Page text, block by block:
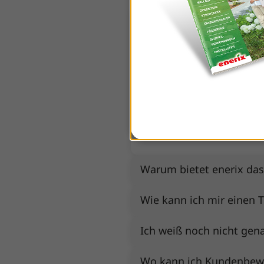
Wie läuft die
Ganz unkompliziert:
über 100 Fachbetriebe
Photovoltaikanlage
Warum bietet enerix
Wie kann ich mir einen
Ich weiß noch nicht